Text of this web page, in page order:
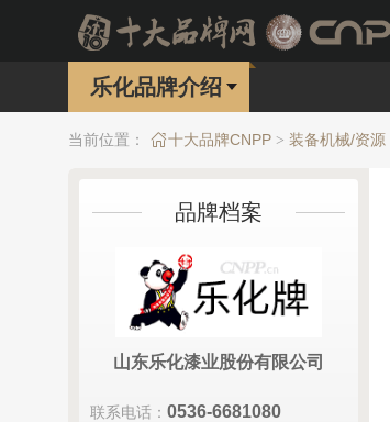
乐化品牌介绍
当前位置： 十大品牌CNPP > 装备机械/资源
品牌档案
山东乐化漆业股份有限公司
联系电话： 0536-6681080